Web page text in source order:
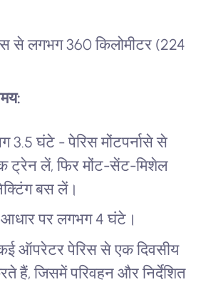
से लगभग 360 किलोमीटर (224
3.5 घंटे - पेरिस मोंटपर्नासे से
ट्रेन लें, फिर मोंट-सेंट-मिशेल
बस लें।
आधार पर लगभग 4 घंटे।
ऑपरेटर पेरिस से एक दिवसीय
हैं, जिसमें परिवहन और निर्देशित